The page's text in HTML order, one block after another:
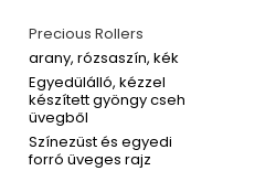
Precious Rollers
arany, rózsaszín, kék
Egyedülálló, kézzel
készített gyöngy cseh
üvegből
Színezüst és egyedi
forró üveges rajz